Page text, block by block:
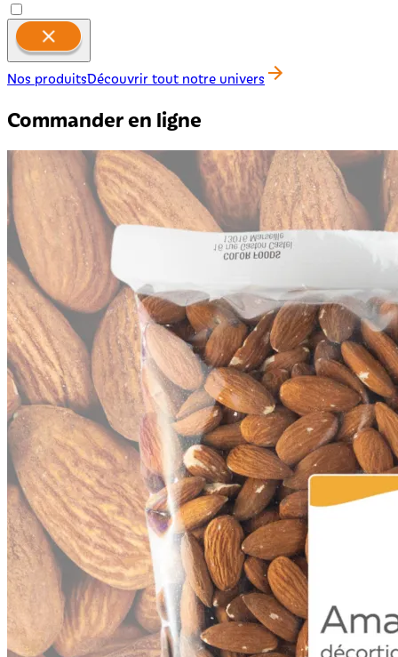
Nos produitsDécouvrir tout notre univers
Commander en ligne